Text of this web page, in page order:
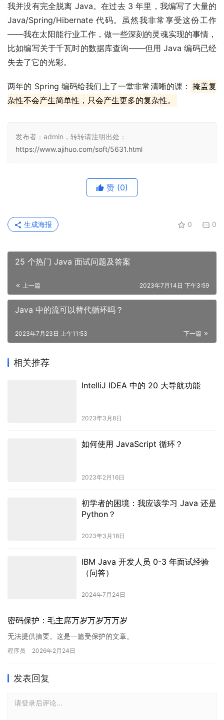
我并没有完全脱离 Java。在过去 3 年里，我编写了大量的
Java/Spring/Hibernate 代码。虽然我非常享受这份工作
——我在太阳能行业工作，做一些深刻的灵魂实现的事情，
比如编写关于千瓦时的数据库查询——但用 Java 编码已经
失去了它的光彩。
两年的 Spring 编码给我们上了一堂非常清晰的课： 掩盖复
杂性不会产生简单性，只会产生更多的复杂性。
发布者：admin，转转请注明出处：
https://www.ajihuo.com/soft/5631.html
赞 (0)
0 0
生成海报
25 个热门 Java 面试问题及答案
上一篇 2023年7月14日 下午3:59
Java 中的流可以替代循环吗？
下一篇
2023年7月23日 上午11:53
相关推荐
IntelliJ IDEA 中的 20 大导航功能
2023年3月8日
如何使用 JavaScript 循环？
2023年2月16日
初学者的困境：我应该学习 Java 还是
Python？
2023年3月18日
IBM Java 开发人员 0-3 年面试经验
（问答）
2024年7月24日
密码保护：毛主席万岁万岁万万岁
无法提供摘要。这是一篇受保护的文章。
程序员 2026年2月24日
发表回复
请登录后评论...